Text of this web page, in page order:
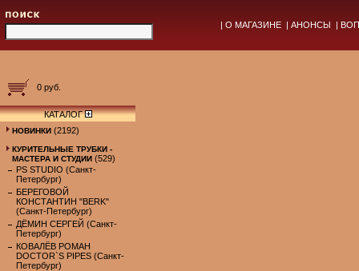
| О МАГАЗИНЕ | АНОНСЫ |
0 руб.
КАТАЛОГ
НОВИНКИ (2192)
КУРИТЕЛЬНЫЕ ТРУБКИ -
МАСТЕРА И СТУДИИ (529)
PS STUDIO (Санкт-
Петербург)
БЕРЕГОВОЙ
КОНСТАНТИН "BERK"
(Санкт-Петербург)
ДЁМИН СЕРГЕЙ (Санкт-
Петербург)
КОВАЛЁВ РОМАН
DOCTOR`S PIPES (Санкт-
Петербург)